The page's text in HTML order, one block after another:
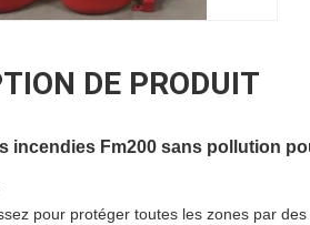
DE PRODUIT
incendies Fm200 sans pollution
pour protéger toutes les zones par